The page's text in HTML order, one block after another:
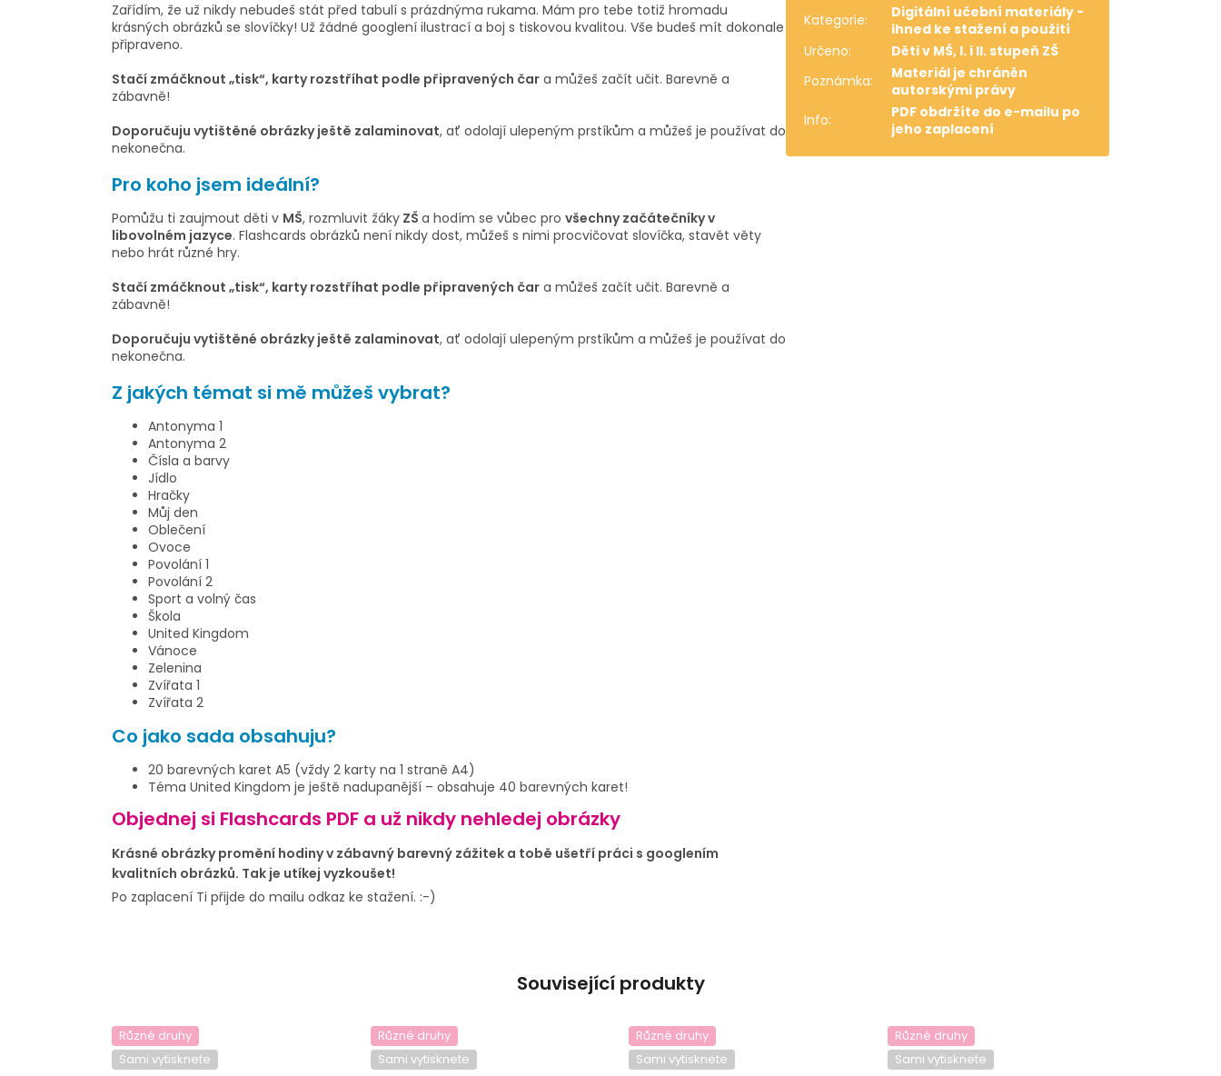
Související produkty
Různé druhy
Sami vytisknete
Různé druhy
Sami vytisknete
Různé druhy
Sami vytisknete
Různé druhy
Sami vytisknete
Zařídím, že už nikdy nebudeš stát před tabulí s prázdnýma rukama. Mám pro tebe totiž hromadu
krásných obrázků se slovíčky! Už žádné googlení ilustrací a boj s tiskovou kvalitou. Vše budeš mít dokonale
připraveno.
Stačí zmáčknout „tisk“, karty rozstříhat podle připravených čar a můžeš začít učit. Barevně a
zábavně!
Doporučuju vytištěné obrázky ještě zalaminovat, ať odolají ulepeným prstíkům a můžeš je používat do
nekonečna.
Pro koho jsem ideální?
Pomůžu ti zaujmout děti v MŠ, rozmluvit žáky ZŠ a hodím se vůbec pro všechny začátečníky v
libovolném jazyce. Flashcards obrázků není nikdy dost, můžeš s nimi procvičovat slovíčka, stavět věty
nebo hrát různé hry.
Stačí zmáčknout „tisk“, karty rozstříhat podle připravených čar a můžeš začít učit. Barevně a
zábavně!
Doporučuju vytištěné obrázky ještě zalaminovat, ať odolají ulepeným prstíkům a můžeš je používat do
nekonečna.
Z jakých témat si mě můžeš vybrat?
Antonyma 1
Antonyma 2
Čísla a barvy
Jídlo
Hračky
Můj den
Oblečení
Ovoce
Povolání 1
Povolání 2
Sport a volný čas
Škola
United Kingdom
Vánoce
Zelenina
Zvířata 1
Zvířata 2
Co jako sada obsahuju?
20 barevných karet A5 (vždy 2 karty na 1 straně A4)
Téma United Kingdom je ještě nadupanější – obsahuje 40 barevných karet!
Objednej si Flashcards PDF a už nikdy nehledej obrázky
Krásné obrázky promění hodiny v zábavný barevný zážitek a tobě ušetří práci s googlením
kvalitních obrázků. Tak je utíkej vyzkoušet!
Po zaplacení Ti přijde do mailu odkaz ke stažení. :-)
Kategorie:
Digitální učební materiály -
ihned ke stažení a použití
Určeno:
Děti v MŠ, I. i II. stupeň ZŠ
Poznámka:
Materiál je chráněn
autorskými právy
Info:
PDF obdržíte do e-mailu po
jeho zaplacení